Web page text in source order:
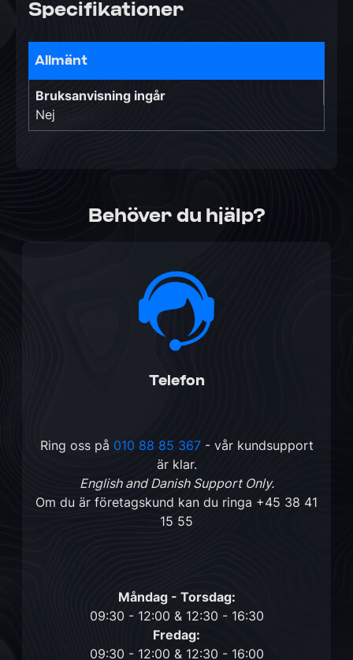
Specifikationer
Allmänt
Bruksanvisning ingår
Nej
Behöver du hjälp?
Telefon
Ring oss på 010 88 85 367- vår kundsupport
är klar.
English and Danish Support Only.
Om du är företagskund kan du ringa +45 38 41
15 55
Måndag - Torsdag:
09:30 - 12:00 & 12:30 - 16:30
Fredag:
09:30 - 12:00 & 12:30 - 16:00